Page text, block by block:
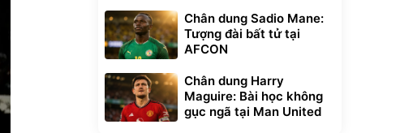
Chân dung Sadio Mane:
Tượng đài bất tử tại
AFCON
Chân dung Harry
Maguire: Bài học không
gục ngã tại Man United